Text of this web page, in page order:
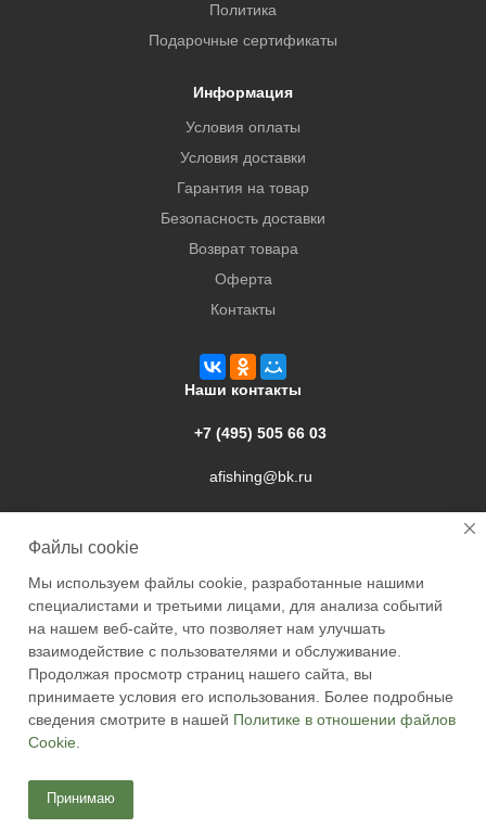
Политика
Подарочные сертификаты
Информация
Условия оплаты
Условия доставки
Гарантия на товар
Безопасность доставки
Возврат товара
Оферта
Контакты
Наши контакты
+7 (495) 505 66 03
afishing@bk.ru
2026 © Academyfishing - продажа товаров для рыбалки по
Москве и России
Файлы cookie
Мы используем файлы cookie, разработанные нашими
специалистами и третьими лицами, для анализа событий
на нашем веб-сайте, что позволяет нам улучшать
взаимодействие с пользователями и обслуживание.
Продолжая просмотр страниц нашего сайта, вы
принимаете условия его использования. Более подробные
сведения смотрите в нашей Политике в отношении файлов
Cookie
Принимаю